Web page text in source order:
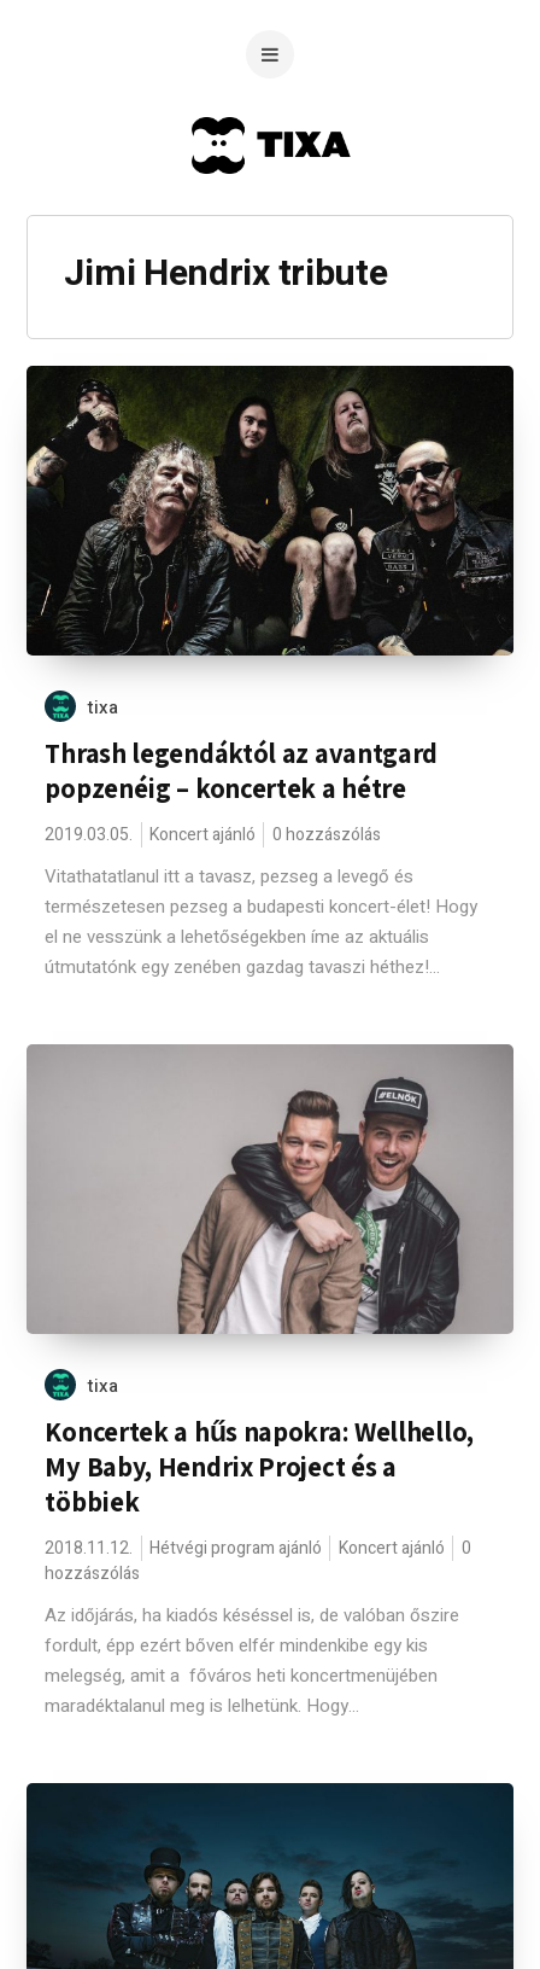
Jimi Hendrix tribute
tixa
Thrash legendáktól az avantgard
popzenéig – koncertek a hétre
2019.03.05. Koncert ajánló 0 hozzászólás
Vitathatatlanul itt a tavasz, pezseg a levegő és
természetesen pezseg a budapesti koncert-élet! Hogy
el ne vesszünk a lehetőségekben íme az aktuális
útmutatónk egy zenében gazdag tavaszi héthez!...
tixa
Koncertek a hűs napokra: Wellhello,
My Baby, Hendrix Project és a
többiek
2018.11.12. Hétvégi program ajánló Koncert ajánló
0
hozzászólás
Az időjárás, ha kiadós késéssel is, de valóban őszire
fordult, épp ezért bőven elfér mindenkibe egy kis
melegség, amit a főváros heti koncertmenüjében
maradéktalanul meg is lelhetünk. Hogy...